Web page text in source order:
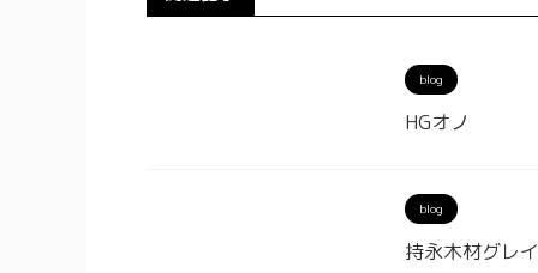
blog
HGオノ
blog
持永木材グレ